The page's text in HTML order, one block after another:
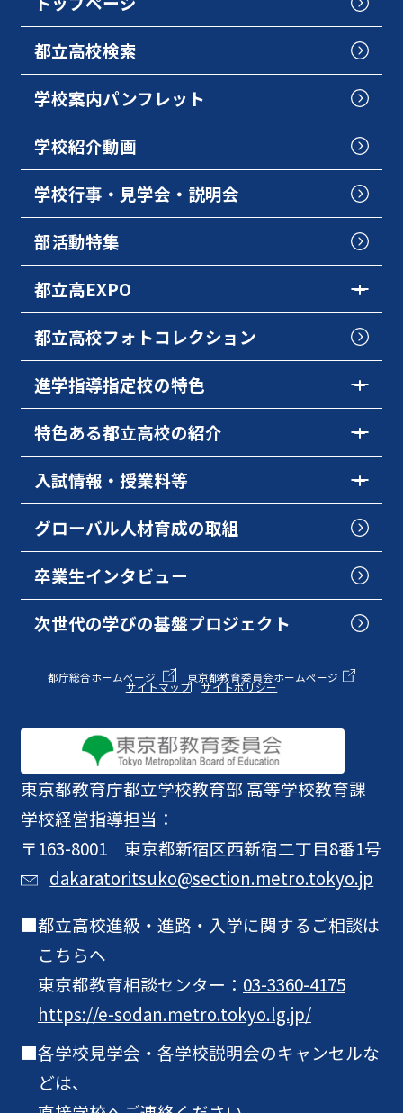
東京都教育庁都立学校教育部 高等学校教育課
学校経営指導担当：
〒163-8001 東京都新宿区西新宿二丁目8番1号
dakaratoritsuko@section.metro.tokyo.jp
都立高校進級・進路・入学に関するご相談は
こちらへ
東京都教育相談センター： 03-3360-4175
https://e-sodan.metro.tokyo.lg.jp/
各学校見学会・各学校説明会のキャンセルな
どは、
都立高校検索
学校案内パンフレット
学校紹介動画
学校行事・見学会・説明会
部活動特集
都立高EXPO
都立高校フォトコレクション
進学指導指定校の特色
特色ある都立高校の紹介
入試情報・授業料等
グローバル人材育成の取組
卒業生インタビュー
次世代の学びの基盤プロジェクト
都庁総合ホームページ 東京都教育委員会ホームページ
サイトマップ サイトポリシー